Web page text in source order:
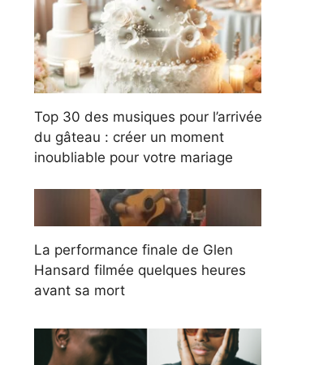
Top 30 des musiques pour l’arrivée
du gâteau : créer un moment
inoubliable pour votre mariage
La performance finale de Glen
Hansard filmée quelques heures
avant sa mort